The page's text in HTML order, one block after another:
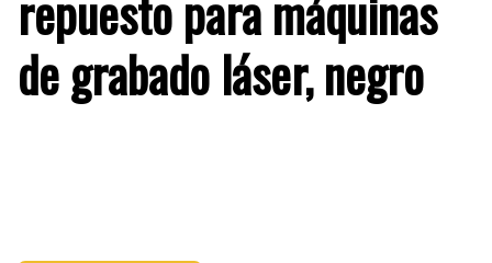
de grabado láser, negro